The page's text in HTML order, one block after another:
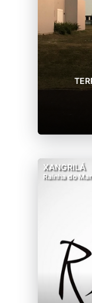
XANGRILÁ
Rainha do Mar